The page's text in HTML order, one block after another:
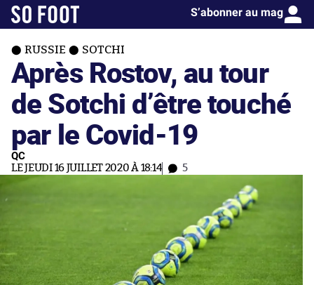
S’abonner au mag
RUSSIE SOTCHI
Après Rostov, au tour
de Sotchi d’être touché
par le Covid-19
QC
LE JEUDI 16 JUILLET 2020 À 18:14 5